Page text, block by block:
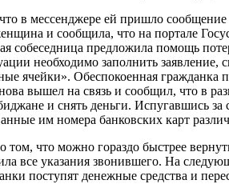
в мессенджере ей пришло
и сообщила, что на портале
собеседница предложила помощь
необходимо заполнить
ячейки». Обеспокоенная
вышел на связь и сообщил, что в
и снять деньги. Испугавшись
им номера банковских карт
что можно гораздо быстрее
все указания звонившего. На
поступят денежные средства и